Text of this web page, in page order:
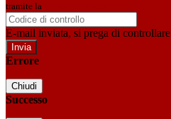
tramite la
E-mail inviata, si prega di
Errore
Chiudi
Successo